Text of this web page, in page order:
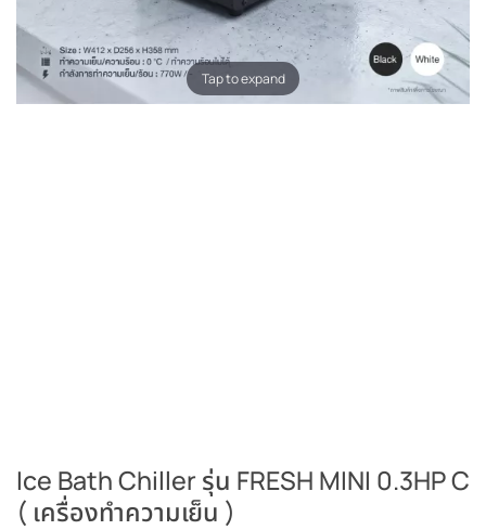
Tap to expand
Ice Bath Chiller รุ่น FRESH MINI 0.3HP C
( เครื่องทำความเย็น )